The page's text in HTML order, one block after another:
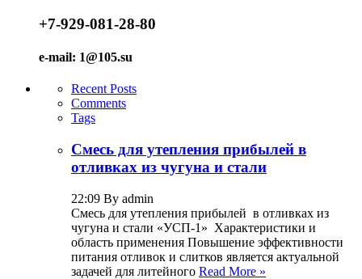
+7-929-081-28-80
e-mail: 1@105.su
Recent Posts
Comments
Tags
Смесь для утепления прибылей в
отливках из чугуна и стали
22:09 By admin
Смесь для утепления прибылей в отливках из
чугуна и стали «УСП-1» Характеристики и
область применения Повышение эффективности
питания отливок и слитков является актуальной
задачей для литейного Read More »